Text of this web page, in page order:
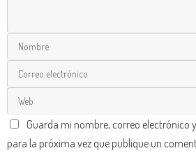
Guarda mi nombre, correo electrónico
para la próxima vez que publique un